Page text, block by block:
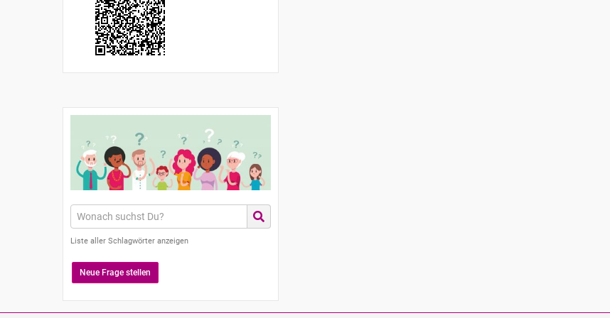
Liste aller Schlagwörter anzeigen
Neue Frage stellen